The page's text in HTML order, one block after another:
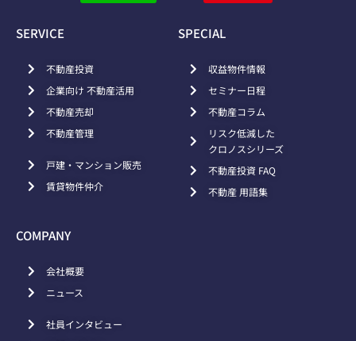
SERVICE
不動産投資
企業向け 不動産活用
不動産売却
不動産管理
戸建・マンション販売
賃貸物件仲介
SPECIAL
収益物件情報
セミナー日程
不動産コラム
リスク低減した
クロノスシリーズ
不動産投資 FAQ
不動産 用語集
COMPANY
会社概要
ニュース
社員インタビュー